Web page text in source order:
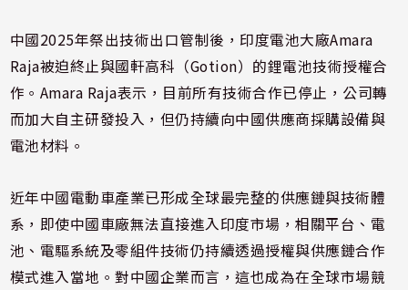
中國2025年祭出技術出口管制後，印度電池大廠Amara
Raja被迫終止與國軒高科（Gotion）的鋰電池技術授權合
作。Amara Raja表示，目前所有技術合作已停止，公司轉
而加大自主研發投入，但仍持續向中國供應商採購設備與
電池材料。
近年中國電動車產業已形成全球最完整的供應鏈與技術體
系，即使中國車廠無法直接進入印度市場，相關平台、電
池、電驅系統及零組件技術仍持續透過授權與供應鏈合作
模式進入當地。對中國企業而言，這也成為在全球市場競